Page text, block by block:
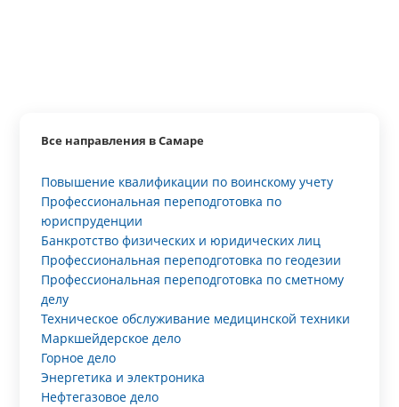
Все направления в Самаре
Повышение квалификации по воинскому учету
Профессиональная переподготовка по
юриспруденции
Банкротство физических и юридических лиц
Профессиональная переподготовка по геодезии
Профессиональная переподготовка по сметному
делу
Техническое обслуживание медицинской техники
Маркшейдерское дело
Горное дело
Энергетика и электроника
Нефтегазовое дело